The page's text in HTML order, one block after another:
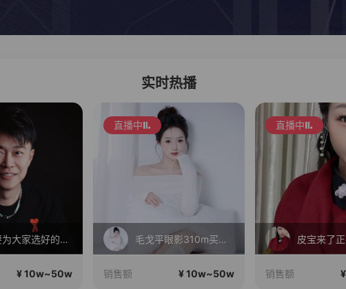
实时热播
就是要为大家选好的产品！做好的价格，不随波逐流！加油！
¥ 10w~50w
直播中
毛戈平眼影310m买正送正！
销售额 ¥ 10w~50w
直播中
皮宝来了
销售额